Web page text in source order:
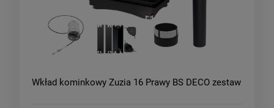
Wkład kominkowy Zuzia 16 Prawy BS DECO zestaw